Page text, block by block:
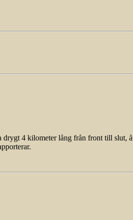
4 kilometer lång från front till slut,